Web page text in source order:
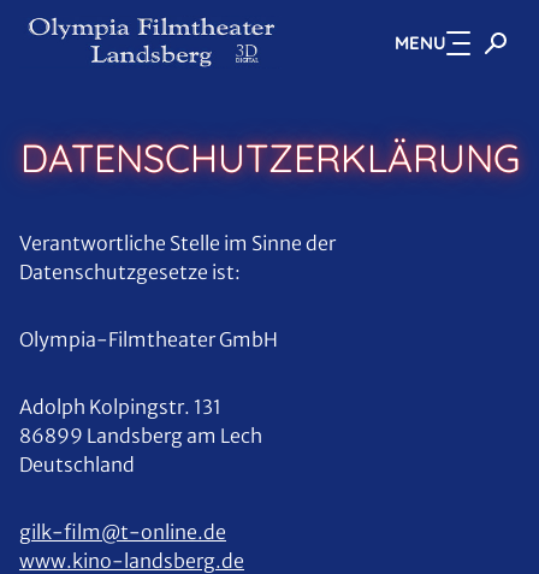
Zum Hauptinhalt springen MENU
DATENSCHUTZERKLÄRUNG
Verantwortliche Stelle im Sinne der
Datenschutzgesetze ist:
Olympia-Filmtheater GmbH
Adolph Kolpingstr. 131
86899 Landsberg am Lech
Deutschland
gilk-film@t-online.de
www.kino-landsberg.de